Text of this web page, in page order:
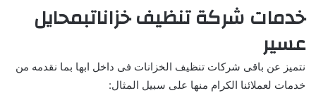
خدمات شركة تنظيف خزاناتبمحايل
عسير
نتميز عن باقى شركات تنظيف الخزانات فى داخل ابها بما نقدمه من
خدمات لعملائنا الكرام منها على سبيل المثال: